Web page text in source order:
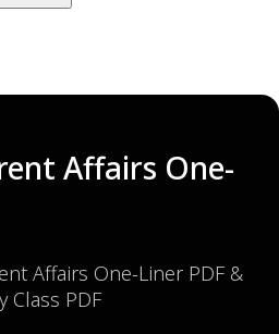
Affairs One-
Affairs One-Liner PDF &
Class PDF